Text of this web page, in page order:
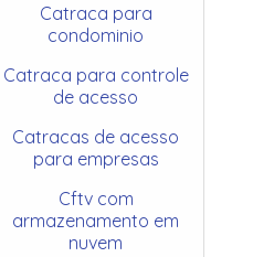
Catraca para
condominio
Catraca para controle
de acesso
Catracas de acesso
para empresas
Cftv com
armazenamento em
nuvem